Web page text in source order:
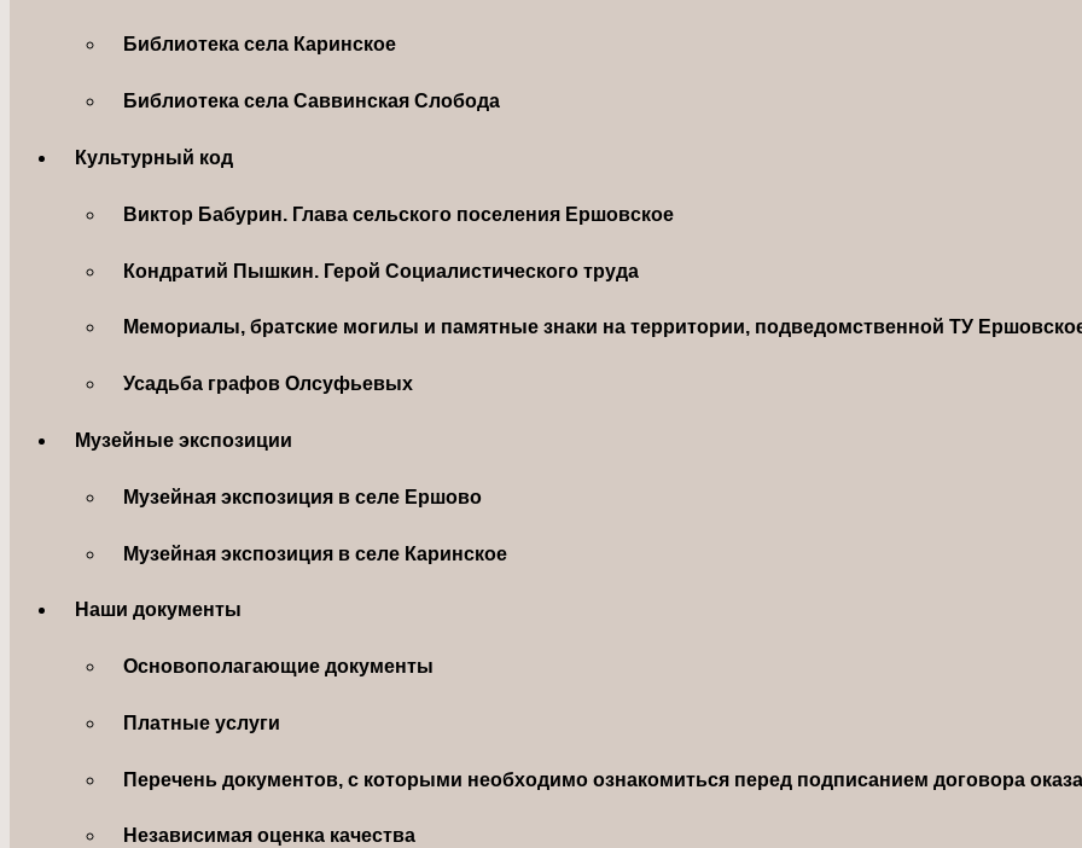
Библиотека села Каринское
Библиотека села Саввинская Слобода
Культурный код
Виктор Бабурин. Глава сельского поселения Ершовское
Кондратий Пышкин. Герой Социалистического труда
Мемориалы, братские могилы и памятные знаки на территории, подведомственной ТУ
Усадьба графов Олсуфьевых
Музейные экспозиции
Музейная экспозиция в селе Ершово
Музейная экспозиция в селе Каринское
Наши документы
Основополагающие документы
Платные услуги
Перечень документов, с которыми необходимо ознакомиться перед подписанием договора
Независимая оценка качества